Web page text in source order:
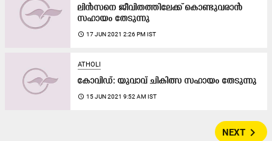
ലിൻസനെ ജീവിതത്തിലേക്ക് കൊണ്ടുവരാൻ
സഹായം തേടുന്നു
access_time 17 JUN 2021 2:26 PM IST
ATHOLI
കോവിഡ്: യുവാവ് ചികിത്സ സഹായം തേടുന്നു
access_time 15 JUN 2021 9:52 AM IST
NEXT navigate_next